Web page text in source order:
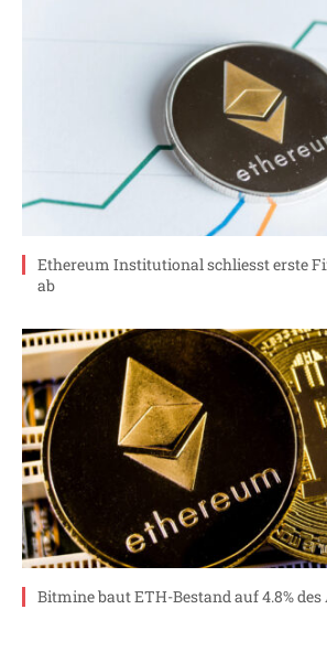
Ethereum Institutional schliesst erste
ab
Bitmine baut ETH-Bestand auf 4.8%